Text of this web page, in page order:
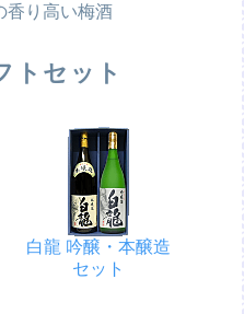
香り高い梅酒
トセット
白龍 吟醸・本醸造
セット